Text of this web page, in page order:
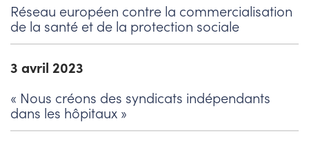
Réseau européen contre la commercialisation
de la santé et de la protection sociale
3 avril 2023
« Nous créons des syndicats indépendants
dans les hôpitaux »